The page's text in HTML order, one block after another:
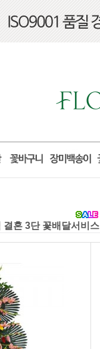
혼 3단 꽃배달서비스